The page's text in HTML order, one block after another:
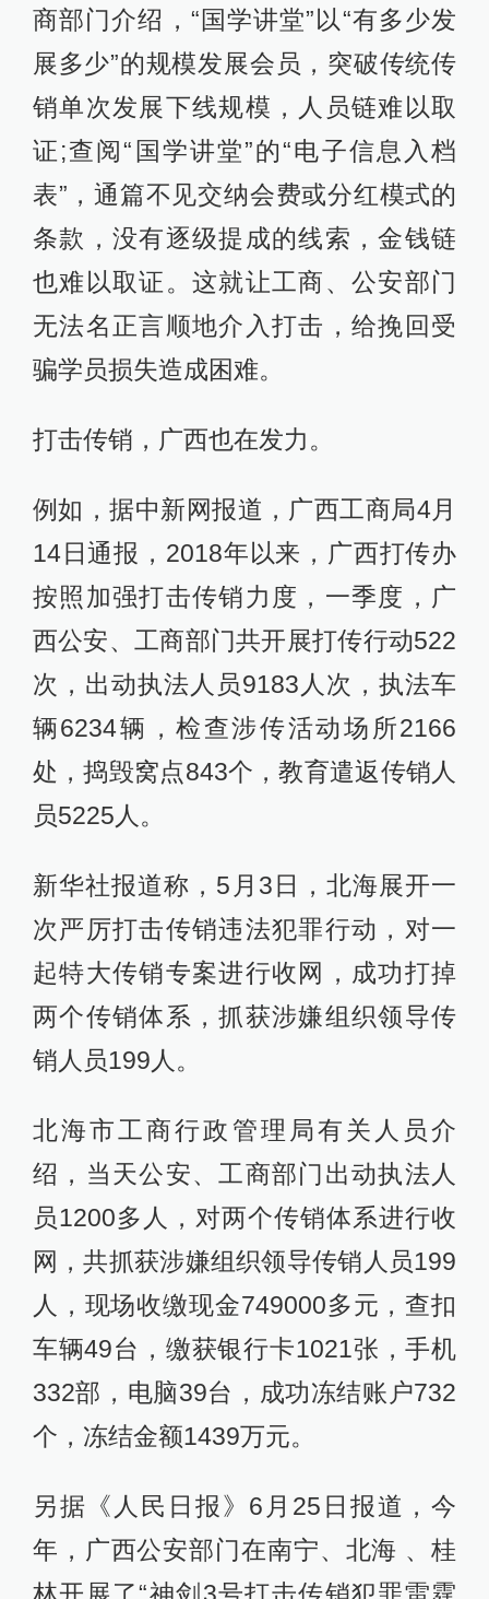
商部门介绍，“国学讲堂”以“有多少发
展多少”的规模发展会员，突破传统传
销单次发展下线规模，人员链难以取
证;查阅“国学讲堂”的“电子信息入档
表”，通篇不见交纳会费或分红模式的
条款，没有逐级提成的线索，金钱链
也难以取证。这就让工商、公安部门
无法名正言顺地介入打击，给挽回受
骗学员损失造成困难。
打击传销，广西也在发力。
例如，据中新网报道，广西工商局4月
14日通报，2018年以来，广西打传办
按照加强打击传销力度，一季度，广
西公安、工商部门共开展打传行动522
次，出动执法人员9183人次，执法车
辆6234辆，检查涉传活动场所2166
处，捣毁窝点843个，教育遣返传销人
员5225人。
新华社报道称，5月3日，北海展开一
次严厉打击传销违法犯罪行动，对一
起特大传销专案进行收网，成功打掉
两个传销体系，抓获涉嫌组织领导传
销人员199人。
北海市工商行政管理局有关人员介
绍，当天公安、工商部门出动执法人
员1200多人，对两个传销体系进行收
网，共抓获涉嫌组织领导传销人员199
人，现场收缴现金749000多元，查扣
车辆49台，缴获银行卡1021张，手机
332部，电脑39台，成功冻结账户732
个，冻结金额1439万元。
另据《人民日报》6月25日报道，今
年，广西公安部门在南宁、北海 、桂
林开展了“神剑3号打击传销犯罪雷霆